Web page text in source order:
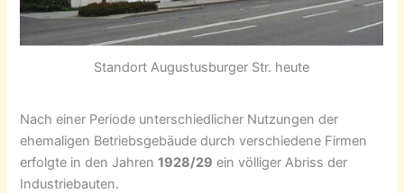
Standort Augustusburger Str. heute
Nach einer Periode unterschiedlicher Nutzungen der
ehemaligen Betriebsgebäude durch verschiedene Firmen
erfolgte in den Jahren1928/29 ein völliger Abriss der
Industriebauten.